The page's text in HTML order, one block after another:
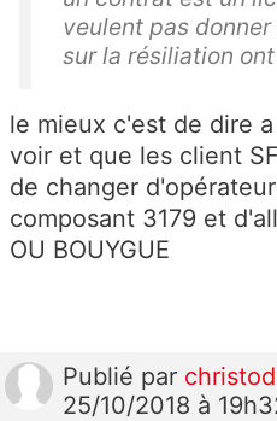
veulent pas
sur la résiliation
le mieux c'est de dire
voir et que les client
de changer
composant 3179 et
OU BOUYGUE
Publié par
25/10/2018 à